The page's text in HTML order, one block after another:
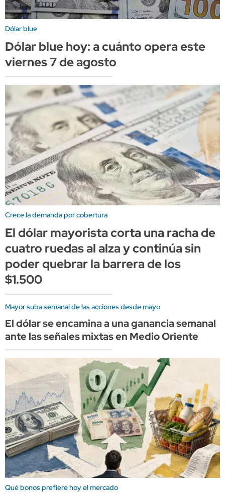
Dólar blue
Dólar blue hoy: a cuánto opera este
viernes 7 de agosto
Crece la demanda por cobertura
El dólar mayorista corta una racha de
cuatro ruedas al alza y continúa sin
poder quebrar la barrera de los
$1.500
Mayor suba semanal de las acciones desde mayo
El dólar se encamina a una ganancia semanal
ante las señales mixtas en Medio Oriente
Qué bonos prefiere hoy el mercado